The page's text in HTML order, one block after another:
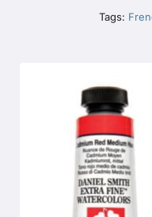
Tags: